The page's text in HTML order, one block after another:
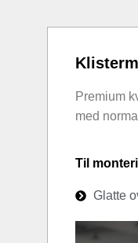
Premium
med
Til
Glatte